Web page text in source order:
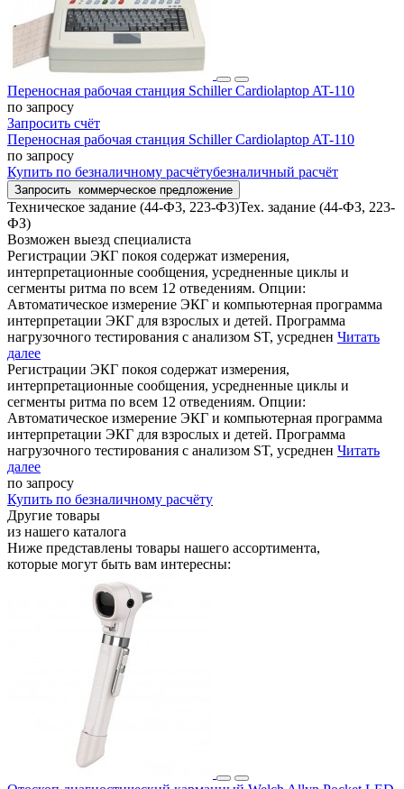
Переносная рабочая станция Schiller Cardiolaptop AT-110
по запросу
Запросить счёт
Переносная рабочая станция Schiller Cardiolaptop AT-110
по запросу
Купить по безналичному расчётубезналичный расчёт
Запросить коммерческое предложение
Техническое задание (44-Ф3, 223-Ф3)Тех. задание (44-ФЗ, 223-
ФЗ)
Возможен выезд специалиста
Регистрации ЭКГ покоя содержат измерения,
интерпретационные сообщения, усредненные циклы и
сегменты ритма по всем 12 отведениям. Опции:
Автоматическое измерение ЭКГ и компьютерная программа
интерпретации ЭКГ для взрослых и детей. Программа
нагрузочного тестирования с анализом ST, усреднен Читать
далее
Регистрации ЭКГ покоя содержат измерения,
интерпретационные сообщения, усредненные циклы и
сегменты ритма по всем 12 отведениям. Опции:
Автоматическое измерение ЭКГ и компьютерная программа
интерпретации ЭКГ для взрослых и детей. Программа
нагрузочного тестирования с анализом ST, усреднен Читать
далее
по запросу
Купить по безналичному расчёту
Другие товары
из нашего каталога
Ниже представлены товары нашего ассортимента,
которые могут быть вам интересны: